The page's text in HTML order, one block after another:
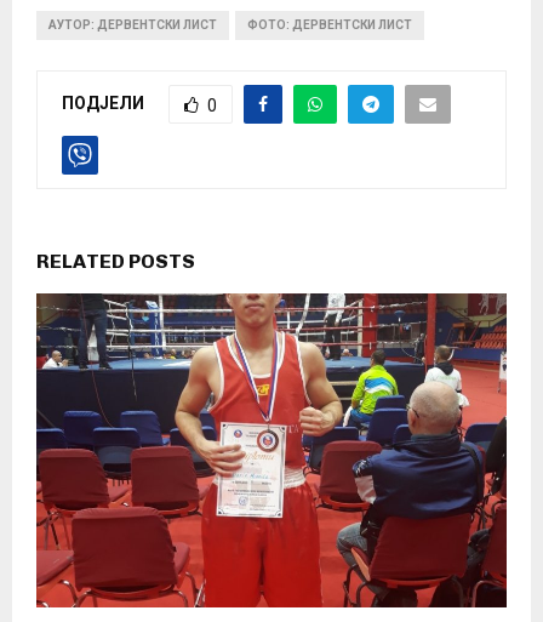
АУТОР: ДЕРВЕНТСКИ ЛИСТ ФОТО: ДЕРВЕНТСКИ ЛИСТ
ПОДЈЕЛИ 0
RELATED POSTS